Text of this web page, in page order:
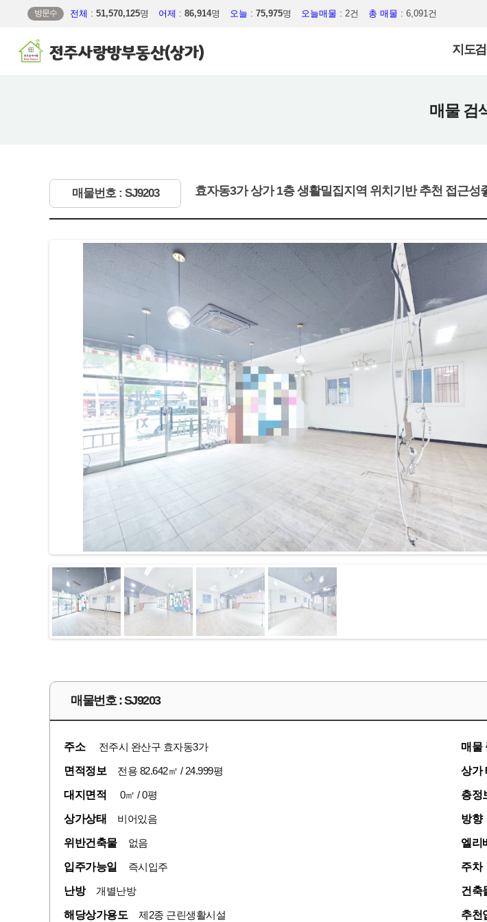
방문수 전체 : 51,570,125명 어제 : 86,914명 오늘 : 75,975명 오늘매물 : 2건 총 매물 : 6,091건
지도
매물 검
매물번호 : SJ9203 효자동3가 상가 1층 생활밀집지역 위치기반 추천 접근성
매물번호 : SJ9203
주소 전주시 완산구 효자동3가 매물
면적정보 전용 82.642㎡ / 24.999평 상가
대지면적 0㎡ / 0평 층정
상가상태 비어있음 방향
위반건축물 없음 엘리
입주가능일 즉시입주 주차
난방 개별난방 건축
해당상가용도 제2종 근린생활시설 추천